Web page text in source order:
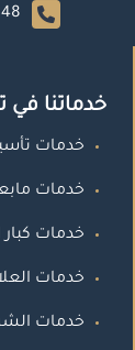
خدماتنا
خدمات
خدمات
خدمات
خدمات
خدمات